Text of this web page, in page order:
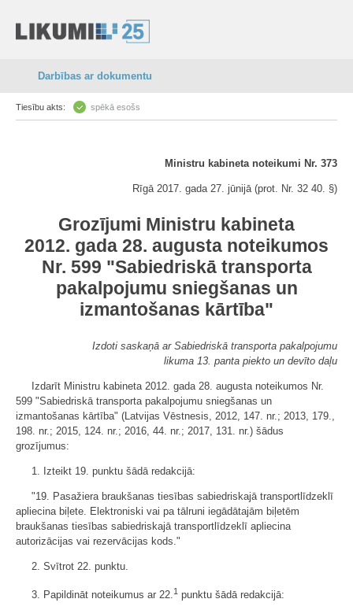
Darbības ar dokumentu
Tiesību akts: spēkā esošs
Ministru kabineta noteikumi Nr. 373
Rīgā 2017. gada 27. jūnijā (prot. Nr. 32 40. §)
Grozījumi Ministru kabineta
2012. gada 28. augusta noteikumos
Nr. 599 "Sabiedriskā transporta
pakalpojumu sniegšanas un
izmantošanas kārtība"
Izdoti saskaņā ar Sabiedriskā transporta pakalpojumu
likuma 13. panta piekto un devīto daļu
Izdarīt Ministru kabineta 2012. gada 28. augusta noteikumos Nr.
599 "Sabiedriskā transporta pakalpojumu sniegšanas un
izmantošanas kārtība" (Latvijas Vēstnesis, 2012, 147. nr.; 2013, 179.,
198. nr.; 2015, 124. nr.; 2016, 44. nr.; 2017, 131. nr.) šādus
grozījumus:
1. Izteikt 19. punktu šādā redakcijā:
"19. Pasažiera braukšanas tiesības sabiedriskajā transportlīdzeklī
apliecina biļete. Elektroniski vai pa tālruni iegādātajām biļetēm
braukšanas tiesības sabiedriskajā transportlīdzeklī apliecina
autorizācijas vai rezervācijas kods."
2. Svītrot 22. punktu.
3. Papildināt noteikumus ar 22.1 punktu šādā redakcijā: